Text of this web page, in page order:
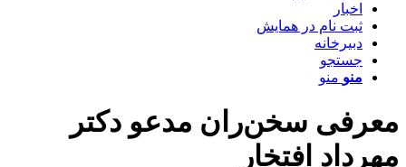
اخبار
ثبت نام در همایش
دبیرخانه
جستجو
منو منو
معرفی سخن‌ران مدعو دکتر
مهرداد افتخار